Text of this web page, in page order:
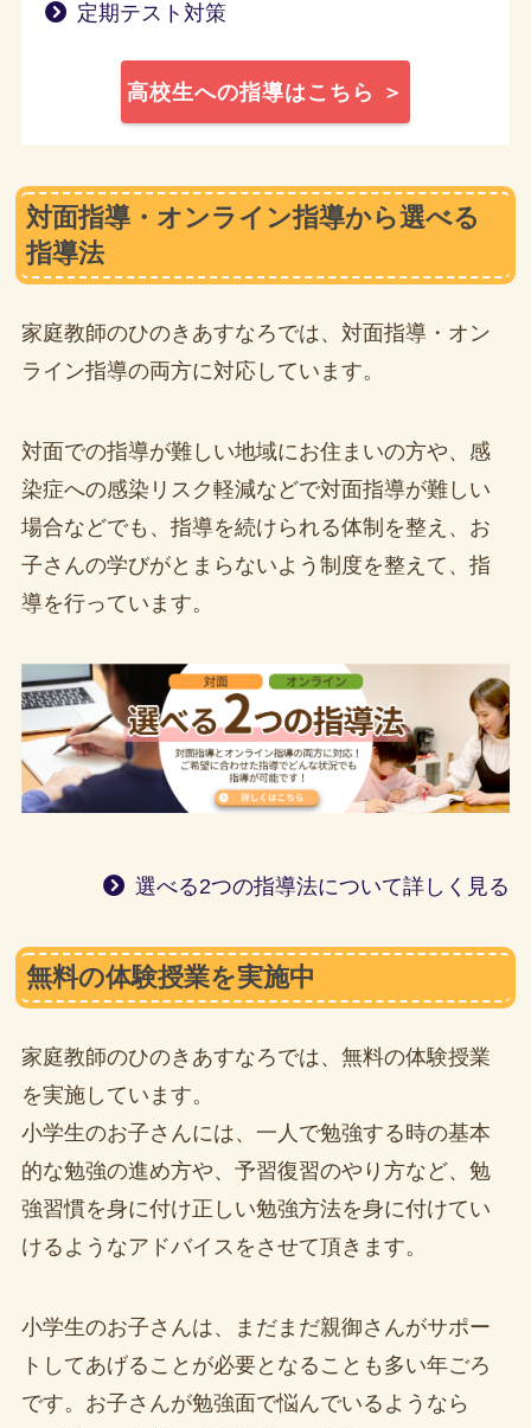
定期テスト対策
高校生への指導はこちら ＞
対面指導・オンライン指導から選べる
指導法
家庭教師のひのきあすなろでは、対面指導・オン
ライン指導の両方に対応しています。
対面での指導が難しい地域にお住まいの方や、感
染症への感染リスク軽減などで対面指導が難しい
場合などでも、指導を続けられる体制を整え、お
子さんの学びがとまらないよう制度を整えて、指
導を行っています。
選べる2つの指導法について詳しく見る
無料の体験授業を実施中
家庭教師のひのきあすなろでは、無料の体験授業
を実施しています。
小学生のお子さんには、一人で勉強する時の基本
的な勉強の進め方や、予習復習のやり方など、勉
強習慣を身に付け正しい勉強方法を身に付けてい
けるようなアドバイスをさせて頂きます。
小学生のお子さんは、まだまだ親御さんがサポー
トしてあげることが必要となることも多い年ごろ
です。お子さんが勉強面で悩んでいるようなら